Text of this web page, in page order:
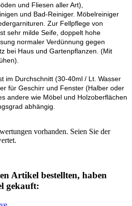
und Fliesen aller Art),
und Bad-Reiniger. Möbelreiniger
Zur Fellpflege von
sehr milde Seife, doppelt hohe
normaler Verdünnung gegen
bei Haus und Gartenpflanzen. (Mit
im Durchschnitt (30-40ml / Lt. Wasser
für Geschirr und Fenster (Halber oder
andere wie Möbel und Holzoberflächen
abhängig.
vorhanden. Seien Sie der
Artikel bestellten, haben
gekauft: